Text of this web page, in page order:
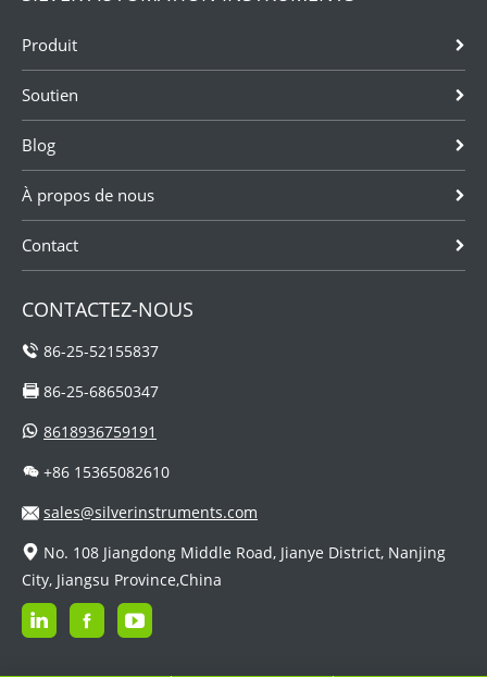
Produit
Soutien
Blog
À propos de nous
Contact
CONTACTEZ-NOUS
86-25-52155837
86-25-68650347
8618936759191
+86 15365082610
sales@silverinstruments.com
No. 108 Jiangdong Middle Road, Jianye District, Nanjing
City, Jiangsu Province,China